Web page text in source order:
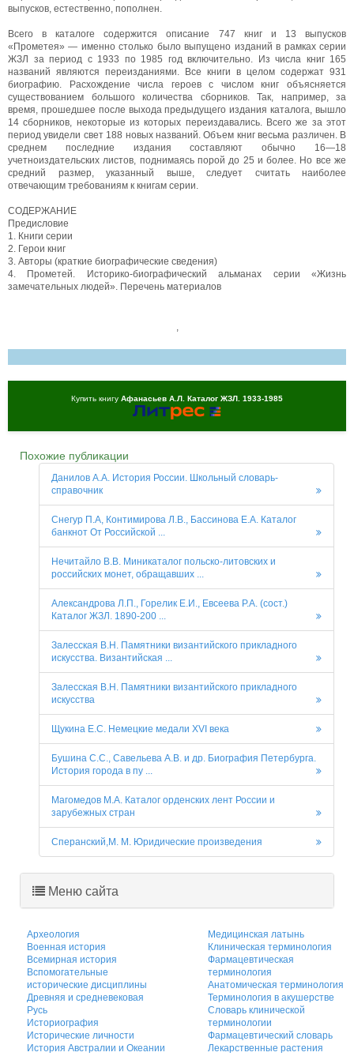
выпусков, естественно, пополнен.
Всего в каталоге содержится описание 747 книг и 13 выпусков
«Прометея» — именно столько было выпущено изданий в рамках серии
ЖЗЛ за период с 1933 по 1985 год включительно. Из числа книг 165
названий являются переизданиями. Все книги в целом содержат 931
биографию. Расхождение числа героев с числом книг объясняется
существованием большого количества сборников. Так, например, за
время, прошедшее после выхода предыдущего издания каталога, вышло
14 сборников, некоторые из которых переиздавались. Всего же за этот
период увидели свет 188 новых названий. Объем книг весьма различен. В
среднем последние издания составляют обычно 16—18
учетноиздательских листов, поднимаясь порой до 25 и более. Но все же
средний размер, указанный выше, следует считать наиболее
отвечающим требованиям к книгам серии.
СОДЕРЖАНИЕ
Предисловие
1. Книги серии
2. Герои книг
3. Авторы (краткие биографические сведения)
4. Прометей. Историко-биографический альманах серии «Жизнь
замечательных людей». Перечень материалов
,
Купить книгу Афанасьев A.Л. Каталог ЖЗЛ. 1933-1985
Похожие публикации
Данилов А.А. История России. Школьный словарь-
справочник
Снегур П.А, Контимирова Л.В., Бассинова Е.А. Каталог
банкнот От Российской ...
Нечитайло В.В. Миникаталог польско-литовских и
российских монет, обращавших ...
Александрова Л.П., Горелик Е.И., Евсеева Р.А. (сост.)
Каталог ЖЗЛ. 1890-200 ...
Залесская В.Н. Памятники византийского прикладного
искусства. Византийская ...
Залесская В.H. Памятники византийского прикладного
искусства
Щукина Е.С. Немецкие медали XVI века
Бушина С.С., Савельева А.В. и др. Биография Петербурга.
История города в пу ...
Магомедов М.А. Каталог орденских лент России и
зарубежных стран
Сперанский,М. М. Юридические произведения
Меню сайта
Археология
Военная история
Всемирная история
Вспомогательные
исторические дисциплины
Древняя и средневековая
Русь
Историография
Исторические личности
История Австралии и Океании
Медицинская латынь
Клиническая терминология
Фармацевтическая
терминология
Анатомическая терминология
Терминология в акушерстве
Словарь клинической
терминологии
Фармацевтический словарь
Лекарственные растения